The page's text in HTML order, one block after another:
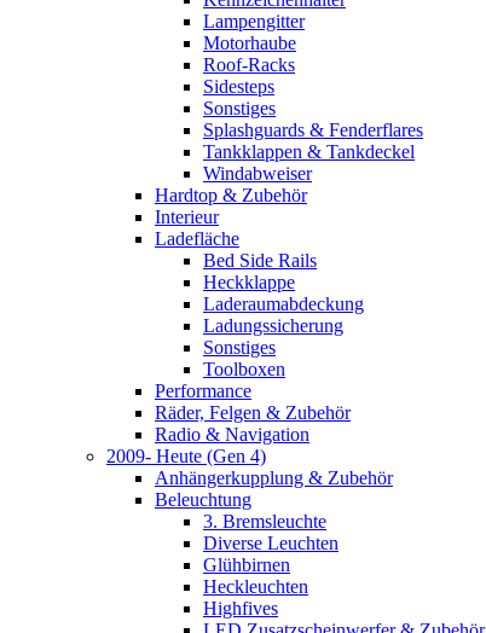
Lampengitter
Motorhaube
Roof-Racks
Sidesteps
Sonstiges
Splashguards & Fenderflares
Tankklappen & Tankdeckel
Windabweiser
Hardtop & Zubehör
Interieur
Ladefläche
Bed Side Rails
Heckklappe
Laderaumabdeckung
Ladungssicherung
Sonstiges
Toolboxen
Performance
Räder, Felgen & Zubehör
Radio & Navigation
2009- Heute (Gen 4)
Anhängerkupplung & Zubehör
Beleuchtung
3. Bremsleuchte
Diverse Leuchten
Glühbirnen
Heckleuchten
Highfives